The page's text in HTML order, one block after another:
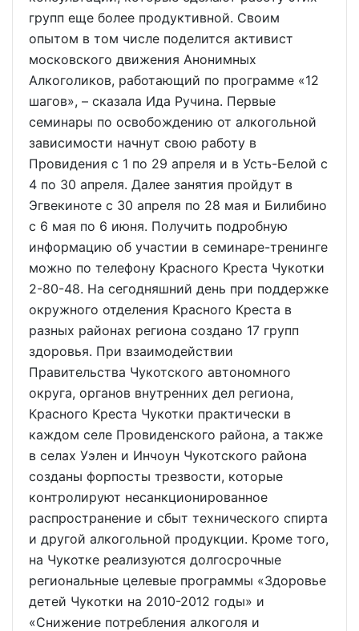
групп еще более продуктивной. Своим
опытом в том числе поделится активист
московского движения Анонимных
Алкоголиков, работающий по программе «12
шагов», – сказала Ида Ручина. Первые
семинары по освобождению от алкогольной
зависимости начнут свою работу в
Провидения с 1 по 29 апреля и в Усть-Белой с
4 по 30 апреля. Далее занятия пройдут в
Эгвекиноте с 30 апреля по 28 мая и Билибино
с 6 мая по 6 июня. Получить подробную
информацию об участии в семинаре-тренинге
можно по телефону Красного Креста Чукотки
2-80-48. На сегодняшний день при поддержке
окружного отделения Красного Креста в
разных районах региона создано 17 групп
здоровья. При взаимодействии
Правительства Чукотского автономного
округа, органов внутренних дел региона,
Красного Креста Чукотки практически в
каждом селе Провиденского района, а также
в селах Уэлен и Инчоун Чукотского района
созданы форпосты трезвости, которые
контролируют несанкционированное
распространение и сбыт технического спирта
и другой алкогольной продукции. Кроме того,
на Чукотке реализуются долгосрочные
региональные целевые программы «Здоровье
детей Чукотки на 2010-2012 годы» и
«Снижение потребления алкоголя и